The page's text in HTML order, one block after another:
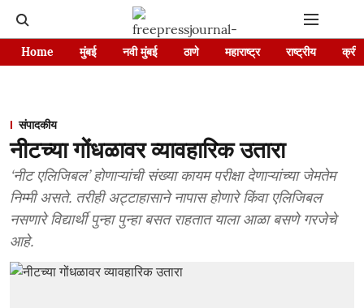
Home मुंबई नवी मुंबई ठाणे महाराष्ट्र राष्ट्रीय
संपादकीय
नीटच्या गोंधळावर व्यावहारिक उतारा
‘नीट एलिजिबल’ होणाऱ्यांची संख्या कायम परीक्षा देणाऱ्यांच्या जेमतेम
निम्मी असते. तरीही अट्टाहासाने नापास होणारे किंवा एलिजिबल
नसणारे विद्यार्थी पुन्हा पुन्हा बसत राहतात याला आळा बसणे गरजेचे
आहे.